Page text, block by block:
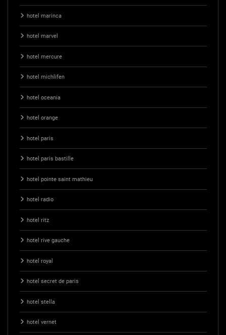
hotel marinca
hotel marvel
hotel mercure
hotel michlifen
hotel oceania
hotel orange
hotel paris
hotel paris bastille
hotel pointe saint mathieu
hotel radio
hotel ritz
hotel rive gauche
hotel royal
hotel secret de paris
hotel stella
hotel vernet